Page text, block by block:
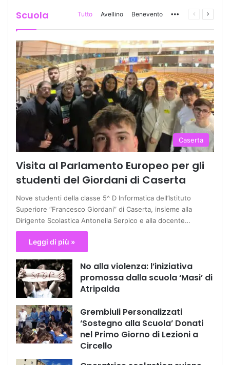
Scuola Tutto Avellino Benevento More Pagina
Caserta
Visita al Parlamento Europeo per gli
studenti del Giordani di Caserta
Nove studenti della classe 5^ D Informatica dell’Istituto
Superiore “Francesco Giordani” di Caserta, insieme alla
Dirigente Scolastica Antonella Serpico e alla docente…
Leggi di più »
No alla violenza: l’iniziativa
promossa dalla scuola ‘Masi’ di
Atripalda
Grembiuli Personalizzati
‘Sostegno alla Scuola’ Donati
nel Primo Giorno di Lezioni a
Circello